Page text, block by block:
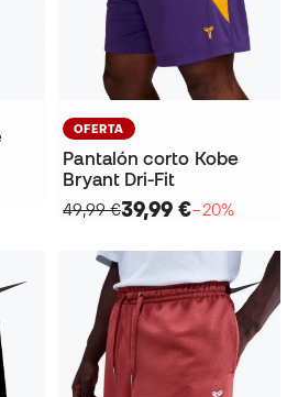
OFERTA
Pantalón corto Kobe
Bryant Dri-Fit
49,99 €39,99 €−20%